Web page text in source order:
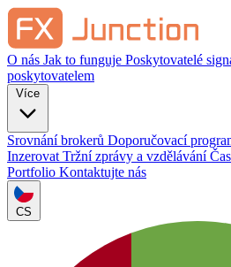
O nás Jak to funguje Poskytovatelé
poskytovatelem
Srovnání brokerů Doporučovací
Inzerovat Tržní zprávy a vzdělávání
Portfolio Kontaktujte nás
CS